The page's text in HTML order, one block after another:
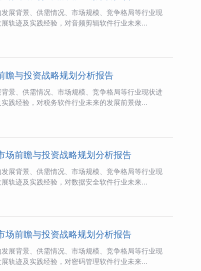
展背景、供需情况、市场规模、竞争格局等行业现
轨迹及实践经验，对音频剪辑软件行业未来...
瞻与投资战略规划分析报告
景、供需情况、市场规模、竞争格局等行业现状进
践经验，对税务软件行业未来的发展前景做...
场前瞻与投资战略规划分析报告
展背景、供需情况、市场规模、竞争格局等行业现
轨迹及实践经验，对数据安全软件行业未来...
场前瞻与投资战略规划分析报告
展背景、供需情况、市场规模、竞争格局等行业现
轨迹及实践经验，对密码管理软件行业未来...